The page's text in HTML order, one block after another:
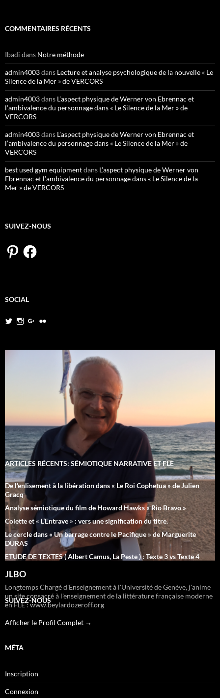
COMMENTAIRES RÉCENTS
Ibadi dans Notre méthode
admin4003dans Lecture et analyse psychologique de la nouvelle « Le
Silence de la Mer » de VERCORS
admin4003dans L’aspect physique de Werner von Ebrennac et
l’ambivalence du personnage dans « Le Silence de la Mer » de
VERCORS
admin4003dans L’aspect physique de Werner von Ebrennac et
l’ambivalence du personnage dans « Le Silence de la Mer » de
VERCORS
best used gym equipmentdans L’aspect physique de Werner von
Ebrennac et l’ambivalence du personnage dans « Le Silence de la
Mer » de VERCORS
SUIVEZ-NOUS
PinterestFacebook
SOCIAL
TwitterInstagram
Google+
JLBO
Longtemps Chargé d'Enseignement à l'Université de Genève, j'anime
un site consacré à l'enseignement de la littérature française moderne
en FLE : www.beylardozeroff.org
Afficher le Profil Complet →
ARTICLES RÉCENTS: SÉMIOTIQUE NARRATIVE ET FLE
De l’enlisement à la libération dans « Le Roi Cophetua » de Julien
Gracq
Analyse sémiotique du film de Howard Hawks « Rio Bravo »
Colette et « L’Entrave » : vers une signification du titre.
Le cercle dans « Un barrage contre le Pacifique » de Marguerite
DURAS
ETUDE DE TEXTES ( Albert Camus, La Peste ) : Texte 3 vs Texte 4
SUIVEZ-NOUS
MÉTA
Inscription
Connexion